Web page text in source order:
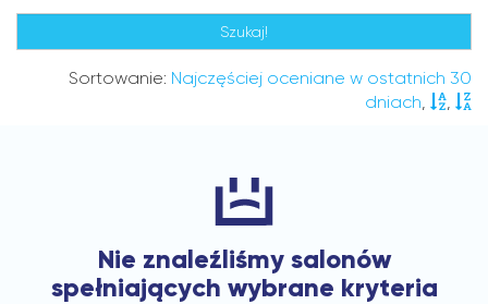
Sortowanie: Najczęściej oceniane w ostatnich 30
dniach, ,
Nie znaleźliśmy salonów
spełniających wybrane kryteria